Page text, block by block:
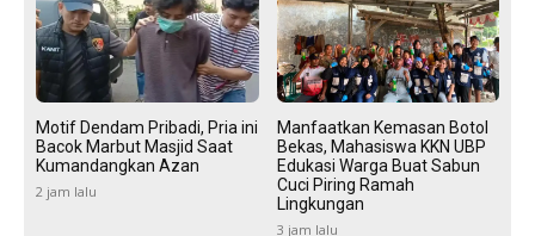
Motif Dendam Pribadi, Pria ini
Bacok Marbut Masjid Saat
Kumandangkan Azan
2 jam lalu
Manfaatkan Kemasan Botol
Bekas, Mahasiswa KKN UBP
Edukasi Warga Buat Sabun
Cuci Piring Ramah
Lingkungan
3 jam lalu